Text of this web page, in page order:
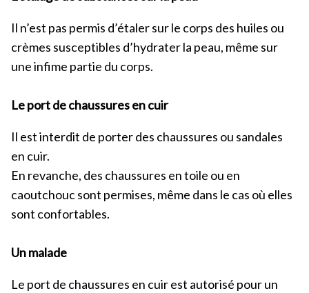
Il n’est pas permis d’étaler sur le corps des huiles ou
crèmes susceptibles d’hydrater la peau, même sur
une infime partie du corps.
Le port de chaussures en cuir
Il est interdit de porter des chaussures ou sandales
en cuir.
En revanche, des chaussures en toile ou en
caoutchouc sont permises, même dans le cas où elles
sont confortables.
Un malade
Le port de chaussures en cuir est autorisé pour un